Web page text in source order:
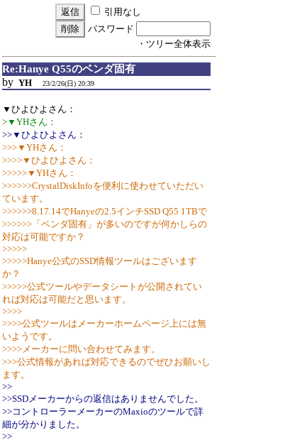
引用なし
パスワード
・ツリー全体表示
Re:Hanye Q55のベンダ固有
by YH 23/2/26(日) 20:39
▼ひよひよさん：
>▼YHさん：
>>▼ひよひよさん：
>>>▼YHさん：
>>>>▼ひよひよさん：
>>>>>▼YHさん：
>>>>>>CrystalDiskInfoを便利に使わせていただい
ています。
>>>>>>8.17.14でHanyeの2.5インチSSD Q55 1TBで
>>>>>>「ベンダ固有」が多いのですが何かしらの
対応は可能ですか？
>>>>>
>>>>>Hanye公式のSSD情報ツールはございます
か？
>>>>>公式ツールやデータシートが公開されてい
れば対応は可能だと思います。
>>>>
>>>>公式ツールはメーカーホームページ上には無
いようです。
>>>>メーカーに問い合わせてみます。
>>>公式情報があれば対応できるのでぜひお願いし
ます。
>>
>>SSDメーカーからの返信はありませんでした。
>>コントローラーメーカーのMaxioのツールで詳
細が分かりました。
>>